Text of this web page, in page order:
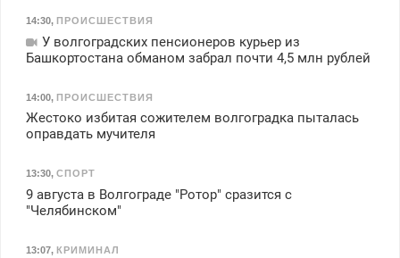
14:30, ПРОИСШЕСТВИЯ
У волгоградских пенсионеров курьер из
Башкортостана обманом забрал почти 4,5 млн рублей
14:00, ПРОИСШЕСТВИЯ
Жестоко избитая сожителем волгоградка пыталась
оправдать мучителя
13:30, СПОРТ
9 августа в Волгограде "Ротор" сразится с
"Челябинском"
13:07, КРИМИНАЛ